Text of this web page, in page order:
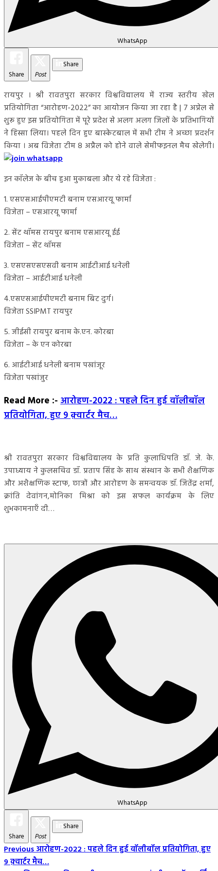
WhatsApp
Share Post
Share
रायपुर । श्री रावतपुरा सरकार विश्वविद्यालय में राज्य स्तरीय खेल
प्रतियोगिता “आरोहण-2022” का आयोजन किया जा रहा है | 7 अप्रेल से
शुरू हुए इस प्रतियोगिता में पूरे प्रदेश से अलग अलग जिलों के प्रतिभागियों
ने हिस्सा लिया। पहले दिन हुए बास्केटबाल में सभी टीम ने अच्छा प्रदर्शन
किया । अब विजेता टीम 8 अप्रैल को होने वाले सेमीफइनल मैच खेलेगी।
इन कॉलेज के बीच हुआ मुकाबला और ये रहे विजेता :
1. एसएसआईपीएमटी बनाम एसआरयू फार्मा
विजेता – एसआरयू फार्मा
2. सेंट थॉमस रायपुर बनाम एसआरयू ईई
विजेता – सेंट थॉमस
3. एसएसएसएसवी बनाम आईटीआई धनेली
विजेता – आईटीआई धनेली
4.एसएसआईपीएमटी बनाम बिट दुर्ग।
विजेता SSIPMT रायपुर
5. जीईसी रायपुर बनाम के.एन. कोरबा
विजेता – के एन कोरबा
6. आईटीआई धनेली बनाम पखांजूर
विजेता पखांजुर
Read More :- आरोहण-2022 : पहले दिन हुई वॉलीबॉल
प्रतियोगिता, हुए 9 क़्वार्टर मैच…
श्री रावतपुरा सरकार विश्वविद्यालय के प्रति कुलाधिपति डॉ. जे. के.
उपाध्याय ने कुलसचिव डॉ. प्रताप सिंह के साथ संस्थान के सभी शैक्षणिक
और अशैक्षणिक स्टाफ, छात्रों और आरोहण के समन्वयक डॉ. जितेंद्र शर्मा,
क्रांति देवांगन,मोनिका मिश्रा को इस सफल कार्यक्रम के लिए
शुभकामनाएँ दी…
WhatsApp
Share Post
Share
Post
Previousआरोहण-2022 : पहले दिन हुई वॉलीबॉल प्रतियोगिता, हुए
9 क़्वार्टर मैच…